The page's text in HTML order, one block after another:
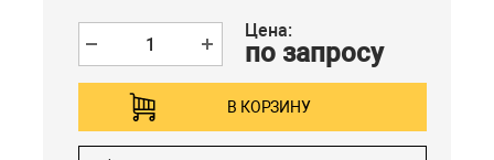
Цена:
по запросу
В КОРЗИНУ